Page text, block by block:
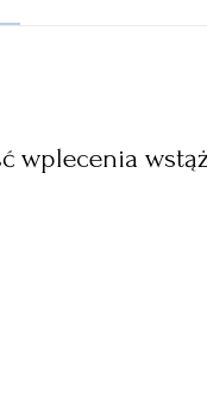
wplecenia